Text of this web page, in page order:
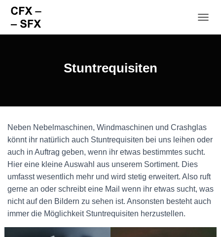
Stuntrequisiten
Neben Nebelmaschinen, Windmaschinen und Crashglas
könnt ihr natürlich auch Stuntrequisiten bei uns leihen oder
auch in Auftrag geben, wenn ihr etwas bestimmtes sucht.
Hier eine kleine Auswahl aus unserem Sortiment. Dies
umfasst wesentlich mehr und wird stetig erweitert. Also ruft
gerne an oder schreibt eine Mail wenn ihr etwas sucht, was
nicht auf den Bildern zu sehen ist. Ansonsten besteht auch
immer die Möglichkeit Stuntrequisiten herzustellen.